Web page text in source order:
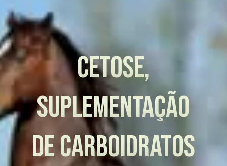
Cetose,
Suplementação
de Carboidratos